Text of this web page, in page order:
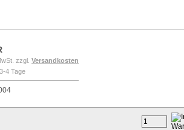
zzgl. Versandkosten
3-4 Tage